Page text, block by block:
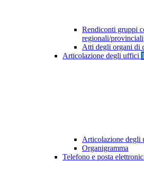
Rendiconti gruppi
regionali/provinciali
Atti degli organi di
Articolazione degli uffici 1
Articolazione degli
Organigramma
Telefono e posta